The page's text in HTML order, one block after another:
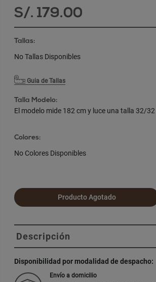
S/. 179.00
Tallas:
No Tallas Disponibles
Guia de Tallas
Talla Modelo:
El modelo mide 182 cm y luce una talla 32/32
Colores:
No Colores Disponibles
Producto Agotado
Descripción
Disponibilidad por modalidad de despacho:
Envío a domicilio